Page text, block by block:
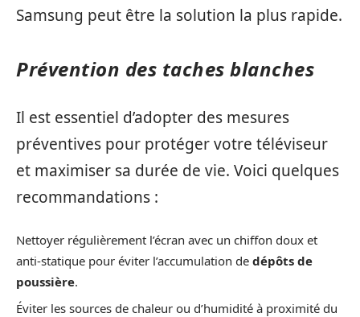
Samsung peut être la solution la plus rapide.
Prévention des taches blanches
Il est essentiel d’adopter des mesures
préventives pour protéger votre téléviseur
et maximiser sa durée de vie. Voici quelques
recommandations :
Nettoyer régulièrement l’écran avec un chiffon doux et
anti-statique pour éviter l’accumulation de dépôts de
poussière.
Éviter les sources de chaleur ou d’humidité à proximité du